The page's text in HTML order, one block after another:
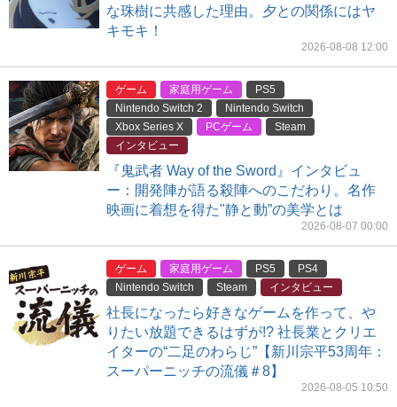
な珠樹に共感した理由。夕との関係にはヤ
キモキ！
2026-08-08 12:00
ゲーム 家庭用ゲーム
PS5
Nintendo Switch 2
Nintendo Switch
Xbox Series X
PCゲーム
Steam
インタビュー
『鬼武者 Way of the Sword』インタビュ
ー：開発陣が語る殺陣へのこだわり。名作
映画に着想を得た"静と動”の美学とは
2026-08-07 00:00
ゲーム 家庭用ゲーム PS5
PS4
Nintendo Switch
Steam インタビュー
社長になったら好きなゲームを作って、や
りたい放題できるはずが!? 社長業とクリエ
イターの“二足のわらじ”【新川宗平53周年：
スーパーニッチの流儀＃8】
2026-08-05 10:50